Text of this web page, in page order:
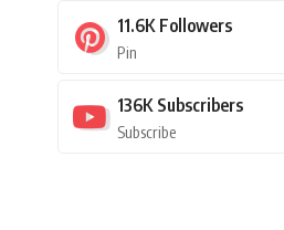
11.6K Followers
Pin
136K Subscribers
Subscribe